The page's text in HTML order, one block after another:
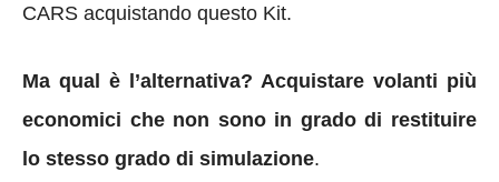
CARS acquistando questo Kit.
Ma qual è l’alternativa? Acquistare volanti più
economici che non sono in grado di restituire
lo stesso grado di simulazione.